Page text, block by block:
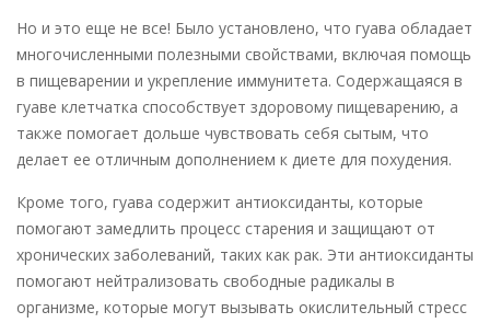
Но и это еще не все! Было установлено, что гуава обладает
многочисленными полезными свойствами, включая помощь
в пищеварении и укрепление иммунитета. Содержащаяся в
гуаве клетчатка способствует здоровому пищеварению, а
также помогает дольше чувствовать себя сытым, что
делает ее отличным дополнением к диете для похудения.
Кроме того, гуава содержит антиоксиданты, которые
помогают замедлить процесс старения и защищают от
хронических заболеваний, таких как рак. Эти антиоксиданты
помогают нейтрализовать свободные радикалы в
организме, которые могут вызывать окислительный стресс